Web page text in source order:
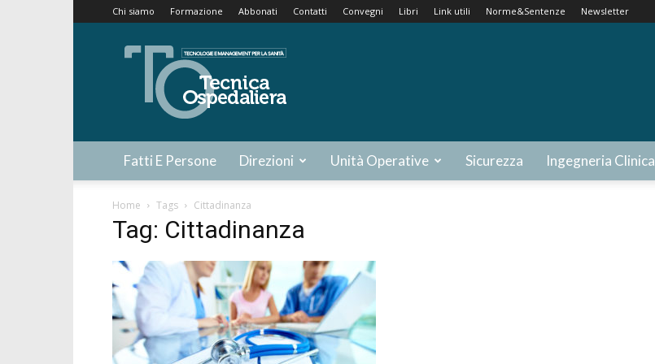
Chi siamo Formazione Abbonati Contatti Convegni Libri Link utili Norme&Sentenze Newsletter
Tecnica
Ospedaliera
Fatti E Persone Direzioni Unità Operative Sicurezza Ingegneria Clinica
Home Tags Cittadinanza
Tag: Cittadinanza